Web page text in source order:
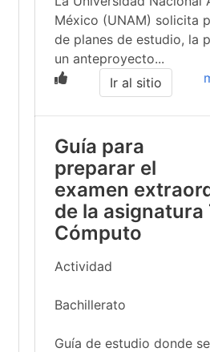
México (UNAM) solicita
de planes de estudio, la
un anteproyecto...
Ir al sitio
Guía para
preparar el
examen
de la asignatura
Cómputo
Actividad
Bachillerato
Guía de estudio donde